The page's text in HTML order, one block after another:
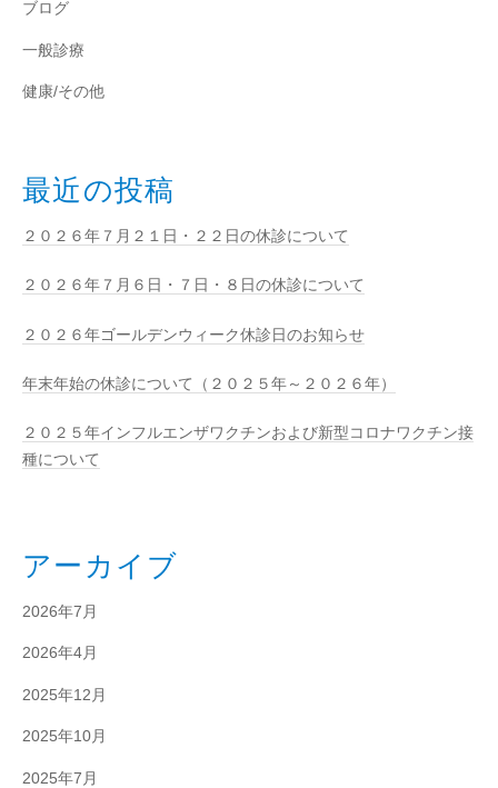
ブログ
一般診療
健康/その他
最近の投稿
２０２６年７月２１日・２２日の休診について
２０２６年７月６日・７日・８日の休診について
２０２６年ゴールデンウィーク休診日のお知らせ
年末年始の休診について（２０２５年～２０２６年）
２０２５年インフルエンザワクチンおよび新型コロナワクチン接
種について
アーカイブ
2026年7月
2026年4月
2025年12月
2025年10月
2025年7月